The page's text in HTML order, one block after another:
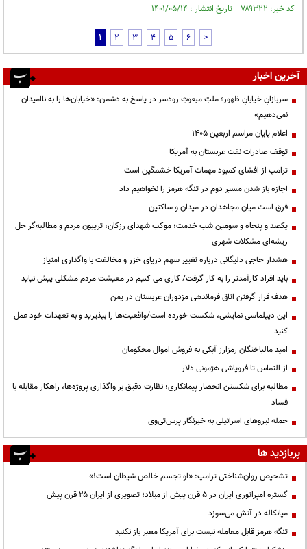
کد خبر: ۷۸۹۳۲۲ تاریخ انتشار : ۱۴۰۱/۰۵/۱۴
1 2 3 4 5 6 >
آخرین اخبار
سربازانِ خیابانِ ظهور؛ ملتِ مبعوثِ رودسر در پاسخ به دشمن: «خیابان‌ها را به ناامیدان
نمی‌دهیم»
اعلام پایان مراسم اربعین ۱۴۰۵
توقف صادرات نفت عربستان به آمریکا
ترامپ از افشای کمبود مهمات آمریکا خشمگین است
اجازه باز شدن مسیر دوم در تنگه هرمز را نخواهیم داد
فرق است میان مجاهدان در میدان و ساکتین
یکصد و پنجاه و سومین شب خدمت؛ موکب شهدای رزکان، تریبون مردم و مطالبه‌گر حل
ریشه‌ای مشکلات شهری
هشدار حاجی دلیگانی درباره تغییر سهم دریای خزر و مخالفت با واگذاری امتیاز
باید افراد کارآمدتر را به کار گرفت/ کاری می کنیم در معیشت مردم مشکلی پیش نیاید
هدف قرار گرفتن اتاق‌ فرماندهی مزدوران عربستان در یمن
این دیپلماسی نمایشی، شکست خورده است/واقعیت‌ها را بپذیرید و به تعهدات خود عمل
کنید
امید مالباختگان رمزارز آبکی به فروش اموال محکومان
از التماس تا فروپاشی هژمونی دلار
مطالبه برای شکستن انحصار پیمانکاری؛ نظارت دقیق بر واگذاری پروژه‌ها، راهکار مقابله با
فساد
حمله نیروهای اسرائیلی به خبرنگار پرس‌تی‌وی
پربازدید ها
تشخیص روان‌شناختی ترامپ: «او تجسم خالص شیطان است!»
گستره امپراتوری ایران در ۵ قرن پیش از میلاد؛ تصویری از ایران ۲۵ قرن پیش
میانکاله در آتش می‌سوزد
تنگه هرمز قابل معامله نیست برای آمریکا معبر باز نکنید